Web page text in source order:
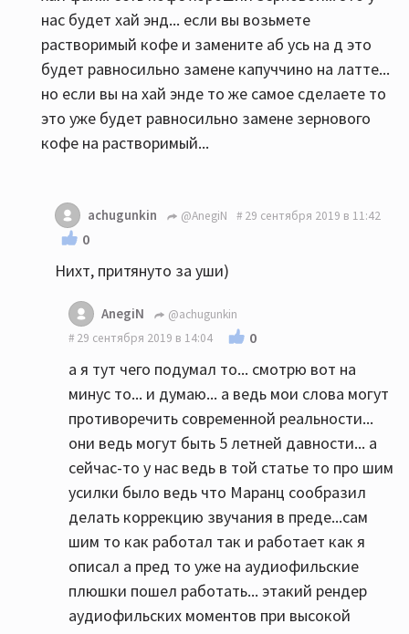
нас будет хай энд... если вы возьмете
растворимый кофе и замените аб усь на д это
будет равносильно замене капуччино на латте...
но если вы на хай энде то же самое сделаете то
это уже будет равносильно замене зернового
кофе на растворимый...
achugunkin @AnegiN 29 сентября 2019 в 11:42
0
Нихт, притянуто за уши)
AnegiN
@achugunkin
29 сентября 2019 в 14:04
0
а я тут чего подумал то... смотрю вот на
минус то... и думаю... а ведь мои слова могут
противоречить современной реальности...
они ведь могут быть 5 летней давности... а
сейчас-то у нас ведь в той статье то про шим
усилки было ведь что Маранц сообразил
делать коррекцию звучания в преде...сам
шим то как работал так и работает как я
описал а пред то уже на аудиофильские
плюшки пошел работать... этакий рендер
аудиофильских моментов при высокой